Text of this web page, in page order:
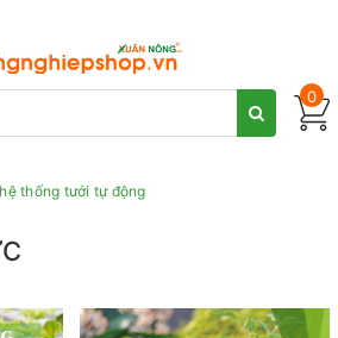
0
hệ thống tưới tự động